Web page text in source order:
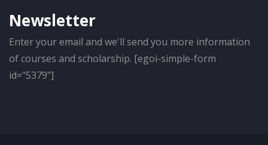
Newsletter
Enter your email and we'll send you more information
of courses and scholarship. [egoi-simple-form
id="5379"]